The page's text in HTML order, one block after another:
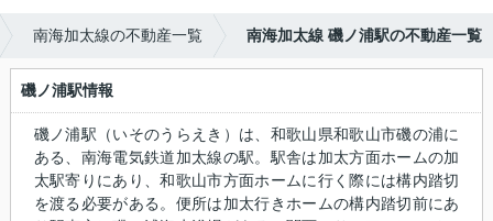
南海加太線の不動産一覧 南海加太線 磯ノ浦駅の不動産一覧
磯ノ浦駅情報
磯ノ浦駅（いそのうらえき）は、和歌山県和歌山市磯の浦に
ある、南海電気鉄道加太線の駅。駅舎は加太方面ホームの加
太駅寄りにあり、和歌山市方面ホームに行く際には構内踏切
を渡る必要がある。便所は加太行きホームの構内踏切前にあ